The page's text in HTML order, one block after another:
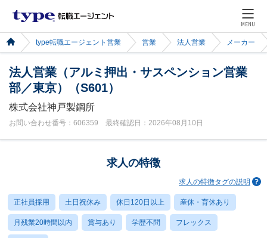
MENU
type転職エージェント営業 営業 法人営業 メーカー
法人営業（アルミ押出・サスペンション営業
部／東京）（S601）
株式会社神戸製鋼所
お問い合わせ番号：606359 最終確認日：2026年08月10日
求人の特徴
求人の特徴タグの説明
正社員採用 土日祝休み 休日120日以上 産休・育休あり
月残業20時間以内 賞与あり 学歴不問 フレックス